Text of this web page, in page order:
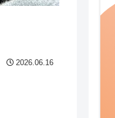
2026.06.16